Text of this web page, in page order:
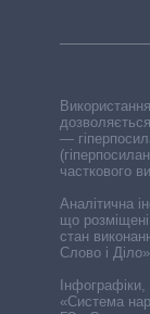
—
часткового
Аналітична
що
стан
Слово і
«Система